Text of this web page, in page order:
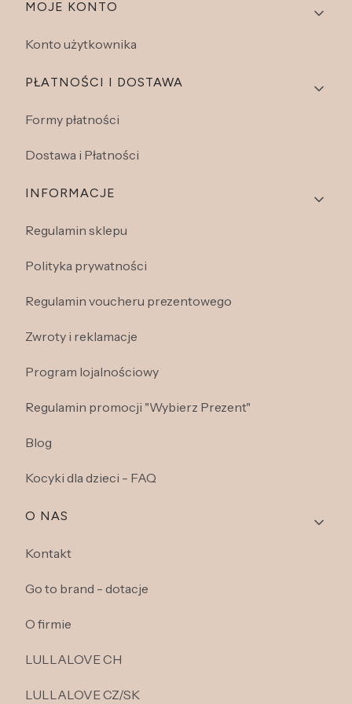
Linki w stopce
MOJE KONTO
Konto użytkownika
PŁATNOŚCI I DOSTAWA
Formy płatności
Dostawa i Płatności
INFORMACJE
Regulamin sklepu
Polityka prywatności
Regulamin voucheru prezentowego
Zwroty i reklamacje
Program lojalnościowy
Regulamin promocji "Wybierz Prezent"
Blog
Kocyki dla dzieci - FAQ
O NAS
Kontakt
Go to brand - dotacje
O firmie
LULLALOVE CH
LULLALOVE CZ/SK